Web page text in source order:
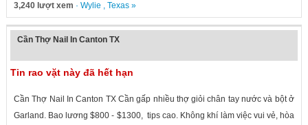
3,240 lượt xem · Wylie , Texas»
Cần Thợ Nail In Canton TX
Tin rao vặt này đã hết hạn
Cần Thợ Nail In Canton TX Cần gấp nhiều thợ giỏi chân tay nước và bột ở
Garland. Bao lương $800 - $1300, tips cao. Không khí làm việc vui vẻ, hòa